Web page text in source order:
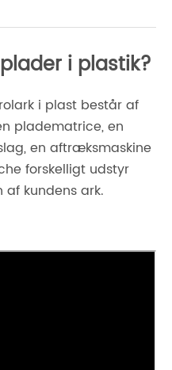
i plastik?
i plast består af
pladematrice, en
en aftræksmaskine
forskelligt udstyr
​​kundens ark.